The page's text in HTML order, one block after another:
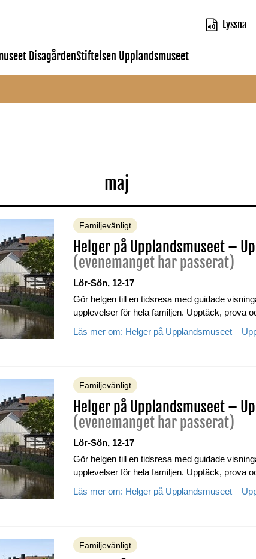
Lyssna
DisagårdenStiftelsen Upplandsmuseet
maj
Familjevänligt
Helger på Upplandsmuseet –
(evenemanget har passerat)
Lör-Sön, 12-17
Gör helgen till en tidsresa med guidade
upplevelser för hela familjen. Upptäck, prova
Läs mer om: Helger på Upplandsmuseet –
Familjevänligt
Helger på Upplandsmuseet –
(evenemanget har passerat)
Lör-Sön, 12-17
Gör helgen till en tidsresa med guidade
upplevelser för hela familjen. Upptäck, prova
Läs mer om: Helger på Upplandsmuseet –
Familjevänligt